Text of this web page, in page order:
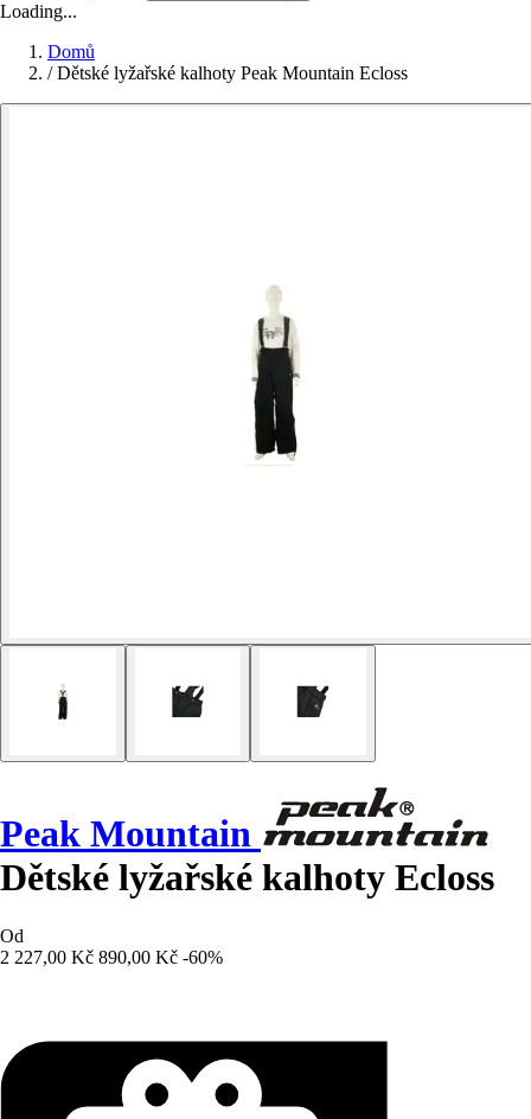
Loading...
Domů
/ Dětské lyžařské kalhoty Peak Mountain Ecloss
Peak Mountain
Dětské lyžařské kalhoty Ecloss
Od
2 227,00 Kč 890,00 Kč -60%